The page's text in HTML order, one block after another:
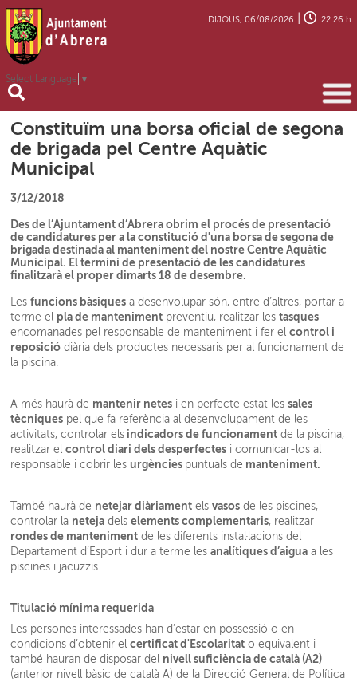
Select Language ▼
DIJOUS, 06/08/2026 22:26 h
Constituïm una borsa oficial de segona
de brigada pel Centre Aquàtic
Municipal
3/12/2018
Des de l’Ajuntament d’Abrera obrim el procés de presentació
de candidatures per a la constitució d'una borsa de segona de
brigada destinada al manteniment del nostre Centre Aquàtic
Municipal. El termini de presentació de les candidatures
finalitzarà el proper dimarts 18 de desembre.
Lesfuncions bàsiques a desenvolupar són, entre d’altres, portar a
terme el pla de manteniment preventiu, realitzar lestasques
encomanades pel responsable de manteniment i fer elcontrol i
reposició diària dels productes necessaris per al funcionament de
la piscina.
A més haurà de mantenir netes i en perfecte estat lessales
tècniques pel que fa referència al desenvolupament de les
activitats, controlar els indicadors de funcionament de la piscina,
realitzar elcontrol diari dels desperfectes i comunicar-los al
responsable i cobrir les urgències puntuals de manteniment.
També haurà de netejar diàriament elsvasos de les piscines,
controlar la neteja delselements complementaris, realitzar
rondes de manteniment de les diferents instal·lacions del
Departament d’Esport i dur a terme lesanalítiques d’aigua a les
piscines i jacuzzis.
Titulació mínima requerida
Les persones interessades han d’estar en possessió o en
condicions d’obtenir elcertificat d'Escolaritat o equivalent i
també hauran de disposar del nivell suficiència de català (A2)
(anterior nivell bàsic de català A) de la Direcció General de Política